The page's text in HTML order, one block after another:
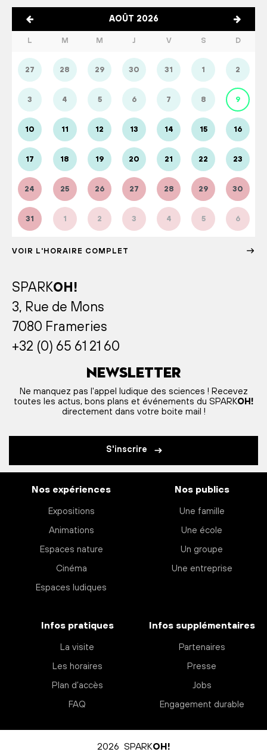
AOÛT 2026
L M M J V S D
27 28 29 30 31 1 2
3 4 5 6 7 8 9
10 11 12 13 14 15 16
17 18 19 20 21 22 23
24 25 26 27 28 29 30
31 1 2 3 4 5 6
VOIR L'HORAIRE COMPLET
SPARKOH!
3, Rue de Mons
7080 Frameries
+32 (0) 65 61 21 60
Newsletter
Ne manquez pas l'appel ludique des sciences ! Recevez
toutes les actus, bons plans et événements du SPARKOH!
directement dans votre boite mail !
S'inscrire
Nos expériences
Expositions
Animations
Espaces nature
Cinéma
Espaces ludiques
Nos publics
Une famille
Une école
Un groupe
Une entreprise
Infos pratiques
La visite
Les horaires
Plan d’accès
FAQ
Infos supplémentaires
Partenaires
Presse
Jobs
Engagement durable
2026 SPARKOH!